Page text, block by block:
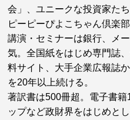
会」、ユニークな投資家た
ピーピーぴよこちゃん倶楽部
講演・セミナーは銀行、メ
気。全国紙をはじめ専門誌
料サイト、大手企業広報誌
を20年以上続ける。
著訳書は500冊超。電子書
ップなど政財界をはじめと